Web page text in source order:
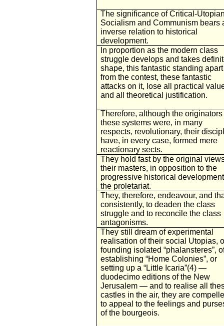
The significance of Critical-
Socialism and Communism bears
inverse relation to historical
development.
In proportion as the modern class
struggle develops and takes
shape, this fantastic standing apart
from the contest, these fantastic
attacks on it, lose all practical
and all theoretical justification.
Therefore, although the originators
these systems were, in many
respects, revolutionary, their
have, in every case, formed mere
reactionary sects.
They hold fast by the original
their masters, in opposition to the
progressive historical
the proletariat.
They, therefore, endeavour, and
consistently, to deaden the class
struggle and to reconcile the class
antagonisms.
They still dream of experimental
realisation of their social Utopias,
founding isolated “phalansteres”,
establishing “Home Colonies”, or
setting up a “Little Icaria”(4) —
duodecimo editions of the New
Jerusalem — and to realise all
castles in the air, they are
to appeal to the feelings and
of the bourgeois.